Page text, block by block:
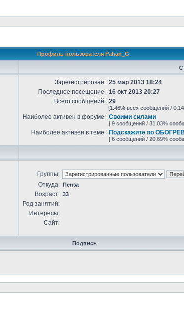
Профиль пользователя Pahan_G
Зарегистрирован: 25 мар 2013 18:24
Последнее посещение: 16 окт 2013 20:27
Всего сообщений: 29
[1.46% всех сообщений /
Наиболее активен в форуме: Своими силами
[ 9 сообщений / 31.03%
Наиболее активен в теме: Подскажите по
[ 6 сообщений / 20.69%
Группы:
Откуда: Пенза
Возраст: 33
Род занятий:
Интересы:
Сайт:
Подпись